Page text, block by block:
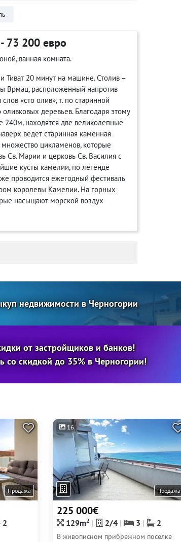
73 200 евро
ванная комната.
Тиват 20 минут на машине. Столив –
Врмац, расположенный напротив
«сто олив», т. по старинной
деревьев. Благодаря этому
240м, находятся две великолепные
ведет старинная каменная
цикламенов, которые
Св. Марии и церковь Св. Василия с
кусты камелии, по легенде
проводится ежегодный фестиваль
королевы Камелии. На горных
насыщают морской воздух
недвижимости в Черногории
от застройщиков и банков!
со скидкой до 35% в Черногории!
Продажа
2
16
Продажа
225 000€
129m2 2/4 3 2
В живописном прибрежном поселке